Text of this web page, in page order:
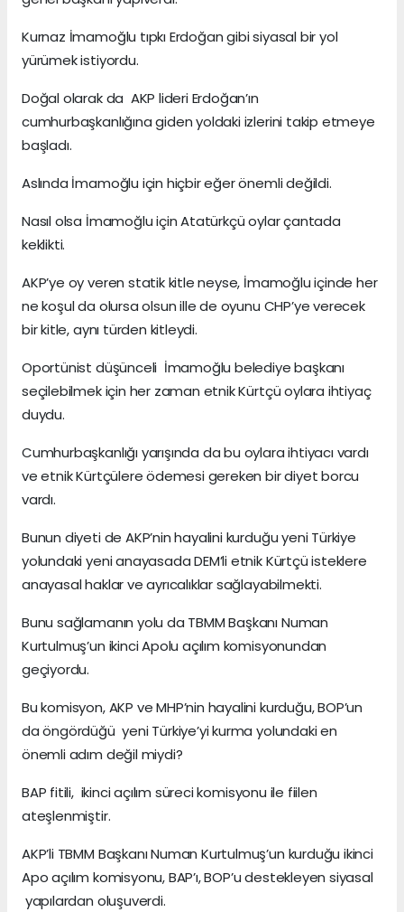
Kurnaz İmamoğlu tıpkı Erdoğan gibi siyasal bir yol
yürümek istiyordu.
Doğal olarak da AKP lideri Erdoğan’ın
cumhurbaşkanlığına giden yoldaki izlerini takip etmeye
başladı.
Aslında İmamoğlu için hiçbir eğer önemli değildi.
Nasıl olsa İmamoğlu için Atatürkçü oylar çantada
keklikti.
AKP’ye oy veren statik kitle neyse, İmamoğlu içinde her
ne koşul da olursa olsun ille de oyunu CHP’ye verecek
bir kitle, aynı türden kitleydi.
Oportünist düşünceli İmamoğlu belediye başkanı
seçilebilmek için her zaman etnik Kürtçü oylara ihtiyaç
duydu.
Cumhurbaşkanlığı yarışında da bu oylara ihtiyacı vardı
ve etnik Kürtçülere ödemesi gereken bir diyet borcu
vardı.
Bunun diyeti de AKP’nin hayalini kurduğu yeni Türkiye
yolundaki yeni anayasada DEM’li etnik Kürtçü isteklere
anayasal haklar ve ayrıcalıklar sağlayabilmekti.
Bunu sağlamanın yolu da TBMM Başkanı Numan
Kurtulmuş’un ikinci Apolu açılım komisyonundan
geçiyordu.
Bu komisyon, AKP ve MHP’nin hayalini kurduğu, BOP’un
da öngördüğü yeni Türkiye’yi kurma yolundaki en
önemli adım değil miydi?
BAP fitili, ikinci açılım süreci komisyonu ile fiilen
ateşlenmiştir.
AKP’li TBMM Başkanı Numan Kurtulmuş’un kurduğu ikinci
Apo açılım komisyonu, BAP’ı, BOP’u destekleyen siyasal
yapılardan oluşuverdi.